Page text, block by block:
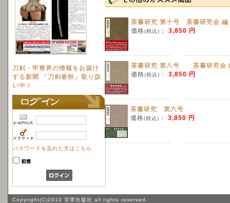
刀剣・甲冑界の情報をお届け
する新聞 「刀剣春秋」取り扱
い中！
パスワードを忘れた方はこちら
茶書研究 第十号 茶書研究会 編
価格(税込) ： 3,850 円
茶書研究 第八号 茶書研究会
価格(税込) ： 3,850 円
茶書研究 第六号
価格(税込) ： 3,850 円
Copyright(C)2010 宮帯出版社 all rights reserved.